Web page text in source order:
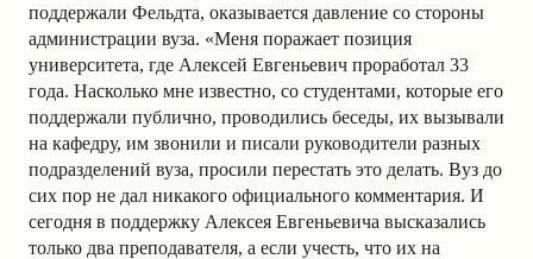
поддержали Фельдта, оказывается давление со стороны
администрации вуза. «Меня поражает позиция
университета, где Алексей Евгеньевич проработал 33
года. Насколько мне известно, со студентами, которые его
поддержали публично, проводились беседы, их вызывали
на кафедру, им звонили и писали руководители разных
подразделений вуза, просили перестать это делать. Вуз до
сих пор не дал никакого официального комментария. И
сегодня в поддержку Алексея Евгеньевича высказались
только два преподавателя, а если учесть, что их на